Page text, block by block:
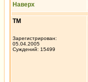
Наверх
ТМ
Зарегистрирован:
05.04.2005
Суждений: 15499